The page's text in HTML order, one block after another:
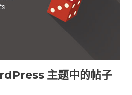
主题中的帖子